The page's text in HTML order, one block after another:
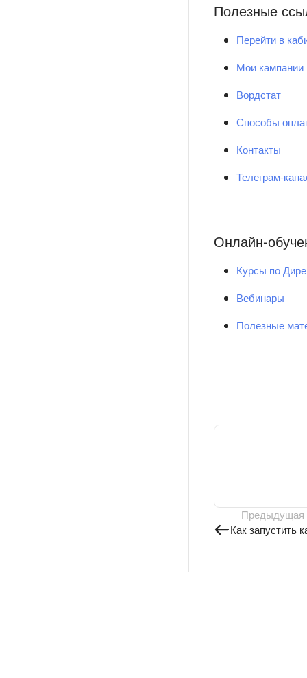
Полезные
Перейти в
Мои кампании
Вордстат
Способы
Контакты
Телеграм-
Онлайн-
Курсы по
Вебинары
Полезные
Предыдущая
Как запустить